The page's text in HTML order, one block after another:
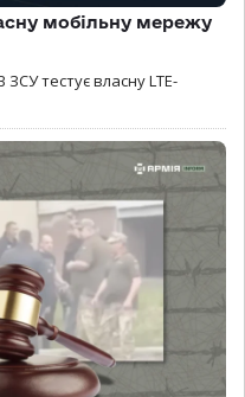
мобільну мережу
тестує власну LTE-